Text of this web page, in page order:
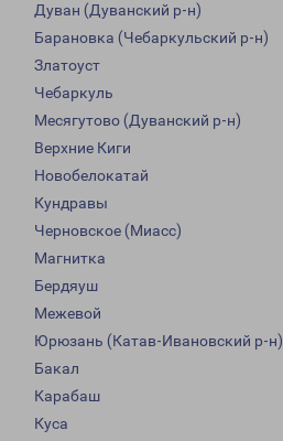
Дуван (Дуванский р-н)
Барановка (Чебаркульский р-н)
Златоуст
Чебаркуль
Месягутово (Дуванский р-н)
Верхние Киги
Новобелокатай
Кундравы
Черновское (Миасс)
Магнитка
Бердяуш
Межевой
Юрюзань (Катав-Ивановский р-н)
Бакал
Карабаш
Куса